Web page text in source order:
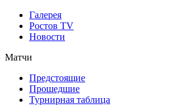
Галерея
Ростов TV
Новости
Матчи
Предстоящие
Прошедшие
Турнирная таблица